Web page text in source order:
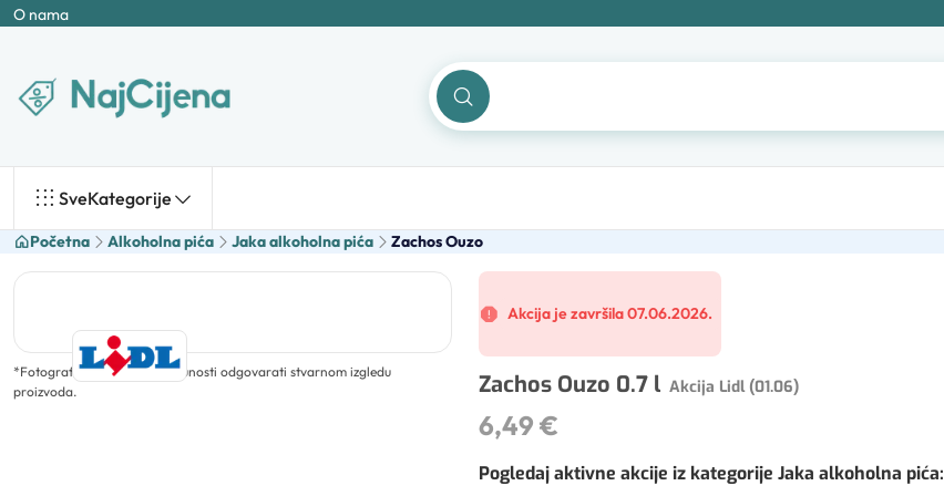
O nama
SveKategorije
Početna Alkoholna pića Jaka alkoholna pića Zachos Ouzo
*Fotografija ne mora u potpunosti odgovarati stvarnom izgledu
proizvoda.
Akcija je završila 07.06.2026.
Zachos Ouzo 0.7 l Akcija Lidl (01.06)
6,49 €
Pogledaj aktivne akcije iz kategorije Jaka alkoholna pića: